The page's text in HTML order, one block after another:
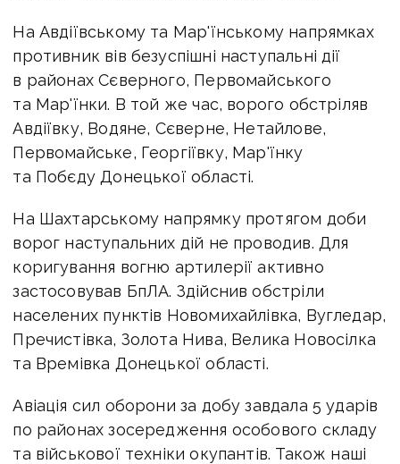
На Авдіївському та Мар'їнському напрямках
противник вів безуспішні наступальні дії
в районах Сєверного, Первомайського
та Мар'їнки. В той же час, ворого обстріляв
Авдіївку, Водяне, Сєверне, Нетайлове,
Первомайське, Георгіївку, Мар'їнку
та Побєду Донецької області.
На Шахтарському напрямку протягом доби
ворог наступальних дій не проводив. Для
коригування вогню артилерії активно
застосовував БпЛА. Здійснив обстріли
населених пунктів Новомихайлівка, Вугледар,
Пречистівка, Золота Нива, Велика Новосілка
та Времівка Донецької області.
Авіація сил оборони за добу завдала 5 ударів
по районах зосередження особового складу
та військової техніки окупантів. Також наші